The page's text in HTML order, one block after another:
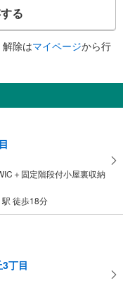
る
除はマイページから行
＋固定階段付小屋裏収納
徒歩18分
丁目